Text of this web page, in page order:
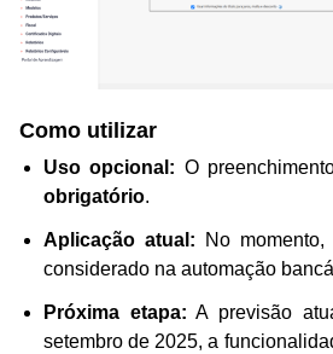
Como utilizar
Uso opcional: O
obrigatório.
Aplicação atual: No
considerado na automação
Próxima etapa: A previsão
setembro de 2025, a